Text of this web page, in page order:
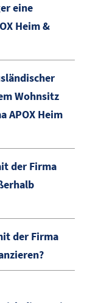
eine
Heim &
Wohnsitz
APOX Heim
der Firma
der Firma